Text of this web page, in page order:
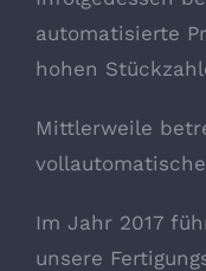
automatisierte
hohen
Mittlerweile
Im Jahr 2017
unsere